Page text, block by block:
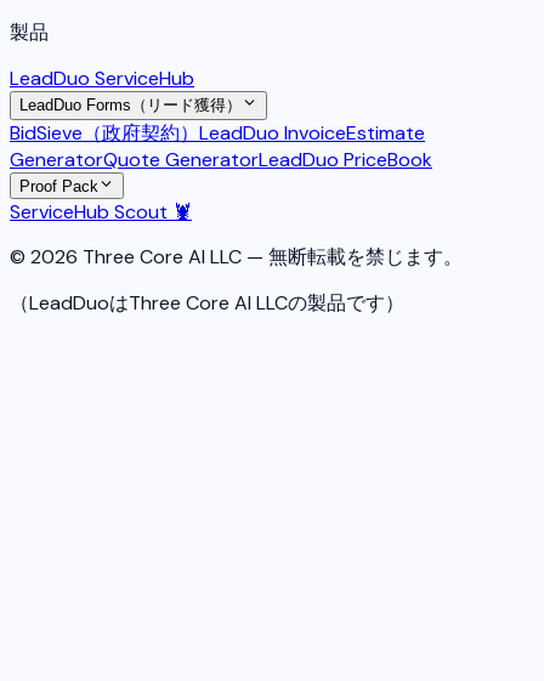
製品
LeadDuo ServiceHub
LeadDuo Forms（リード獲得）
BidSieve（政府契約） LeadDuo InvoiceEstimate
GeneratorQuote GeneratorLeadDuo PriceBook
Proof Pack
ServiceHub Scout 🦞
© 2026 Three Core AI LLC — 無断転載を禁じます。
（LeadDuoはThree Core AI LLCの製品です）